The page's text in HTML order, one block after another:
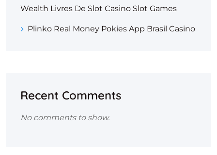
Wealth Livres De Slot Casino Slot Games
Plinko Real Money Pokies App Brasil Casino
Recent Comments
No comments to show.